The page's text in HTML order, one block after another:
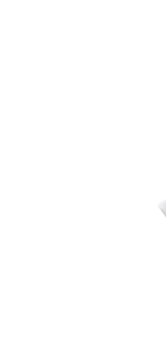
менеджеры и
новыми
обладающие
масштабу
революции и
По
также на
в части их
компетенций
промышленных